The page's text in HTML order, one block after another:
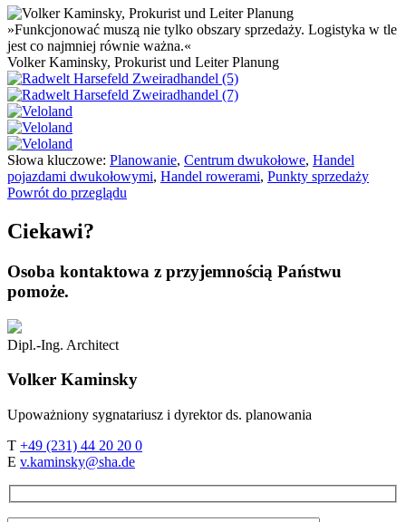
»Funkcjonować muszą nie tylko obszary sprzedaży. Logistyka w tle
jest co najmniej równie ważna.«
Volker Kaminsky, Prokurist und Leiter Planung
Słowa kluczowe: Planowanie, Centrum dwukołowe, Handel
pojazdami dwukołowymi, Handel rowerami, Punkty sprzedaży
Powrót do przeglądu
Ciekawi?
Osoba kontaktowa z przyjemnością Państwu
pomoże.
Dipl.-Ing. Architect
Volker Kaminsky
Upoważniony sygnatariusz i dyrektor ds. planowania
T +49 (231) 44 20 20 0
E v.kaminsky@sha.de